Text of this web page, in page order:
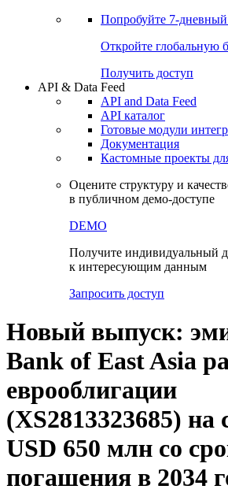
Попробуйте 7-дневный
Откройте глобальную
Получить доступ
API & Data Feed
API and Data Feed
API каталог
Готовые модули
Документация
Кастомные проекты
Оцените структуру и
в публичном демо-доступе
DEMO
Получите индивидуальный
к интересующим данным
Запросить доступ
Новый выпуск:
Bank of East Asia
еврооблигации
(XS2813323685) на
USD 650 млн со
погашения в 2034